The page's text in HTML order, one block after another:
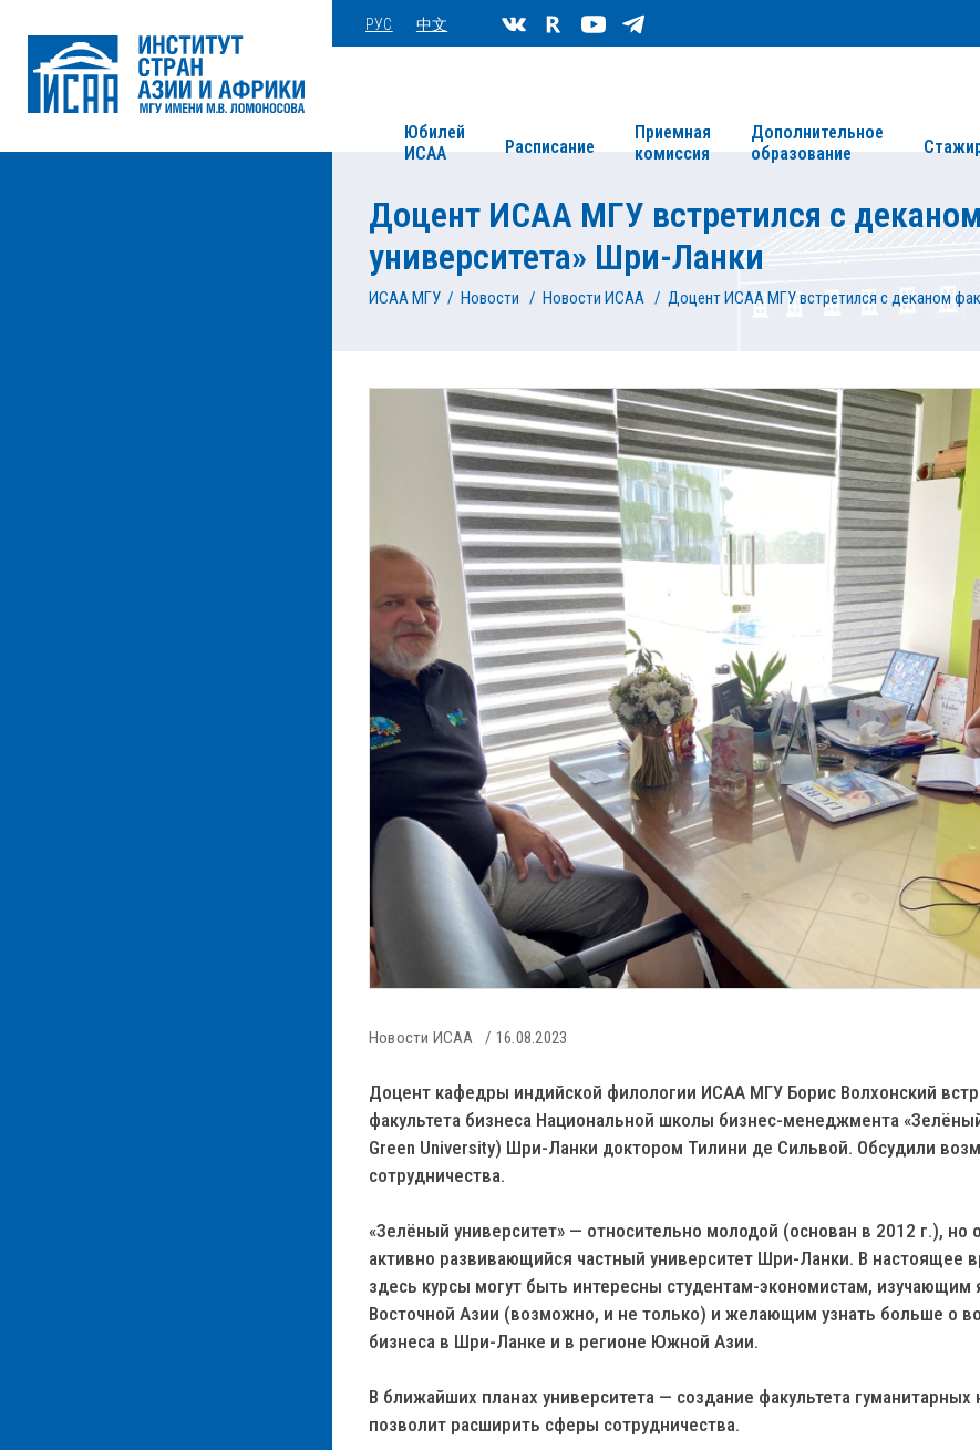
РУС 中文
Юбилей
ИСАА
Расписание
Приемная
комиссия
Дополнительное
образование
Доцент ИСАА МГУ встретился с деканом
университета» Шри-Ланки
ИСАА МГУ / Новости / Новости ИСАА / Доцент ИСАА МГУ встретился с деканом
Новости ИСАА 16.08.2023
Доцент кафедры индийской филологии ИСАА МГУ Борис Волхонский
факультета бизнеса Национальной школы бизнес-менеджмента
Green University) Шри-Ланки доктором Тилини де Сильвой. Обсудили
сотрудничества.
«Зелёный университет» — относительно молодой (основан в 2012 г.), но
активно развивающийся частный университет Шри-Ланки. В настоящее
здесь курсы могут быть интересны студентам-экономистам,
Восточной Азии (возможно, и не только) и желающим узнать больше о
бизнеса в Шри-Ланке и в регионе Южной Азии.
В ближайших планах университета — создание факультета гуманитарных
позволит расширить сферы сотрудничества.